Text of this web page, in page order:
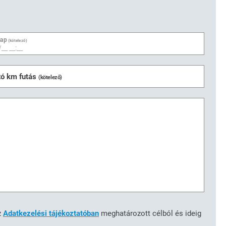
(kötelező)
km futás (kötelező)
Adatkezelési tájékoztatóban meghatározott célból és ideig